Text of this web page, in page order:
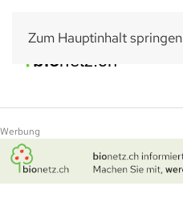
Zum Hauptinhalt springen
Werbung